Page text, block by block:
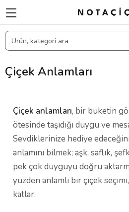
Çiçek Anlamları
Çiçek anlamları, bir buketin
ötesinde taşıdığı duygu ve
Sevdiklerinize hediye
anlamını bilmek; aşk, saflık,
pek çok duyguyu doğru
yüzden anlamlı bir çiçek
katlar.